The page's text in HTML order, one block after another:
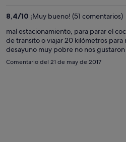
8,4/10 ¡Muy bueno! (51 comentarios)
mal estacionamiento, para parar el
de transito o viajar 20 kilómetros para
desayuno muy pobre no nos
otras nos miraron mal y no había la
Comentario del 21 de may de 2017